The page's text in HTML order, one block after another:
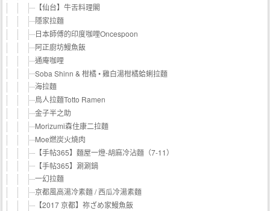
【仙台】牛舌料理閣
隱家拉麵
日本師傅的印度咖哩Oncespoon
阿正廚坊鰻魚飯
通庵咖哩
Soba Shinn & 柑橘 • 雞白湯柑橘蛤蜊拉麵
海拉麵
鳥人拉麵Totto Ramen
金子半之助
Morizumi森住康二拉麵
Moe燃炭火燒肉
【手帖365】麵屋一燈-胡麻冷沾麵（7-11）
【手帖365】涮涮鍋
一幻拉麵
京都風高湯冷素麵 / 西瓜冷湯素麵
【2017 京都】祢ざめ家鰻魚飯